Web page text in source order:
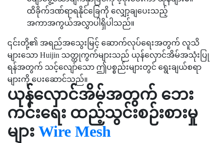
ထိခိုက်ဒဏ်ရာရနိုင်ခြေကို လျှော့ချပေးသည့်
အကာအကွယ်အလွှာပါရှိပါသည်။
၎င်းတို့၏ အရည်အသွေးမြင့် ဆောက်လုပ်ရေးအတွက် လူသိ
များသော Huijin သတ္တုကွက်များသည် ယုန်လှောင်အိမ်အသုံးပြု
ရန်အတွက် သင့်လျော်သော ဤပစ္စည်းများတွင် ရွေးချယ်စရာ
များကို ပေးဆောင်သည်။
ယုန်လှောင်အိမ်အတွက် ဘေး
ကင်းရေး ထည့်သွင်းစဉ်းစားမှု
များ Wire Mesh